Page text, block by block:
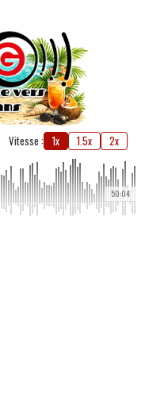
Vitesse : 1x 1.5x 2x
50:04